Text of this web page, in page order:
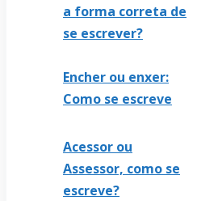
a forma correta de
se escrever?
Encher ou enxer:
Como se escreve
Acessor ou
Assessor, como se
escreve?